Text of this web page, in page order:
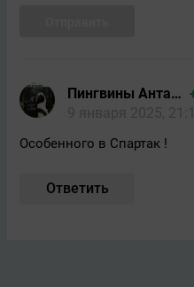
Пингвины Антарктиды/Толян
Особенного в Спартак !
Ответить